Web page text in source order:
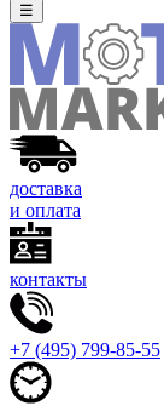
☰
доставка
и оплата
контакты
+7 (495) 799-85-55